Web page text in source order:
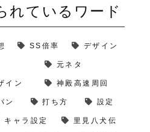
れているワード
SS倍率 デザイン
元ネタ
イン 神殿高速周回
ン 打ち方 設定
キャラ設定 里見八犬伝